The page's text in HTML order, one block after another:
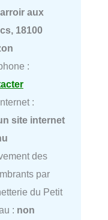
aux
18100
:
:
site internet
des
par
du Petit
: non